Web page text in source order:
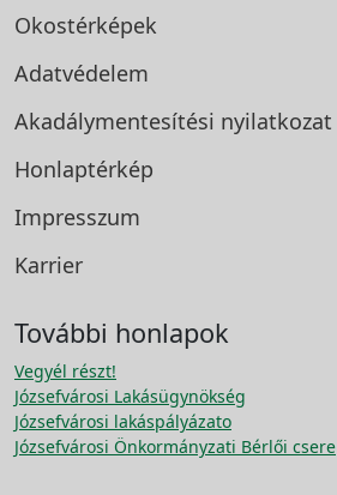
Okostérképek
Adatvédelem
Akadálymentesítési nyilatkozat
Honlaptérkép
Impresszum
Karrier
További honlapok
Vegyél részt!
Józsefvárosi Lakásügynökség
Józsefvárosi lakáspályázato
Józsefvárosi Önkormányzati Bérlői csere